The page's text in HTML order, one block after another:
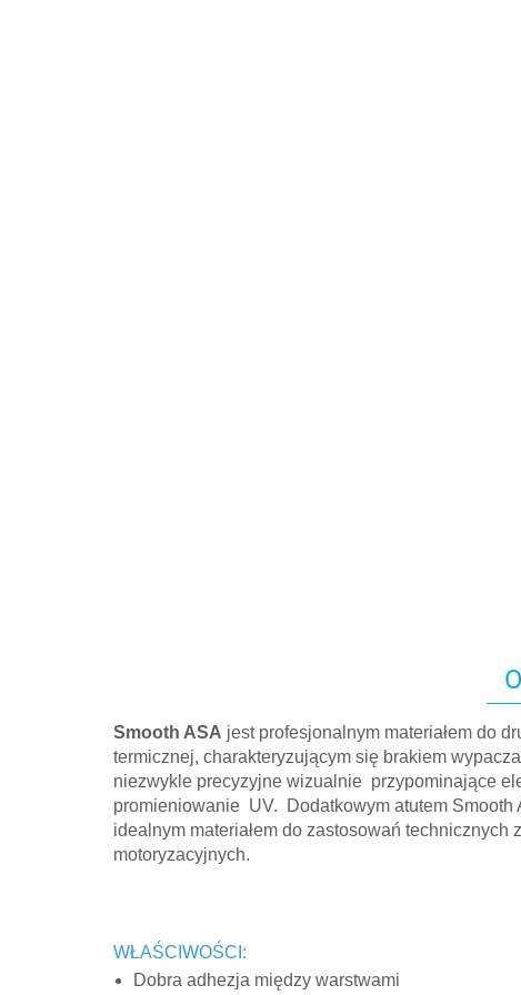
Smooth ASA jest profesjonalnym materiałem do
termicznej, charakteryzującym się brakiem
niezwykle precyzyjne wizualnie przypominające
promieniowanie UV. Dodatkowym atutem Smooth
idealnym materiałem do zastosowań
motoryzacyjnych.
WŁAŚCIWOŚCI:
Dobra adhezja między warstwami